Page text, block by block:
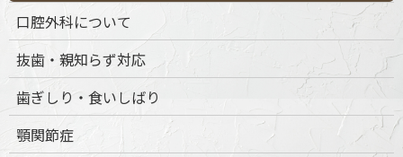
成人矯正がもたらすメリット
口腔外科について
抜歯・親知らず対応
歯ぎしり・食いしばり
顎関節症